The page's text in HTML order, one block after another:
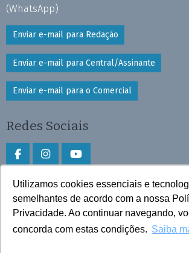
Utilizamos cookies essenciais e
semelhantes de acordo com a nossa
Privacidade. Ao continuar navegando,
concorda com estas condições. Saiba
(WhatsApp)
Enviar e-mail para Redação
Enviar e-mail para Central/Assinante
Enviar e-mail para o Comercial
Redes Sociais
Faça download do aplicativo
Play Store e App Store